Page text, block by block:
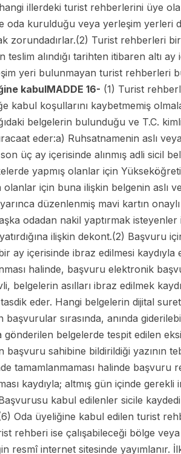
illerdeki turist rehberlerini üye
oda kurulduğu veya yerleşim yerleri
zorundadırlar.(2) Turist rehberleri
alındığı tarihten itibaren altı
yeri bulunmayan turist rehberleri
kabulMADDE 16- (1) Turist
kabul koşullarını kaybetmemiş
belgelerin bulunduğu ve T.C.
eder:a) Ruhsatnamenin aslı
üç ay içerisinde alınmış adli sicil
yapmış olanlar için
için buna ilişkin belgenin aslı
düzenlenmiş mavi kartın
odadan nakil yaptırmak
ilişkin dekont.(2) Başvuru
ay içerisinde ibraz edilmesi
halinde, başvuru elektronik
belgelerin asılları ibraz edilmek
eder. Hangi belgelerin dijital
sırasında, anında
gönderilen belgelerde tespit edilen
sahibine bildirildiği yazının
tamamlanmaması halinde başvuru
kaydıyla; altmış gün içinde
kabul edilenler sicile
Oda üyeliğine kabul edilen turist
rehberi ise çalışabileceği bölge
resmî internet sitesinde yayımlanır.